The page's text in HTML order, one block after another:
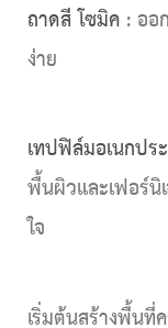
ถาดสี โซมิค : ออ
ง่าย
เทปฟิล์มอเนกปร
พื้นผิวและเฟอร์นิ
ใจ
เริ่มต้นสร้างพื้น